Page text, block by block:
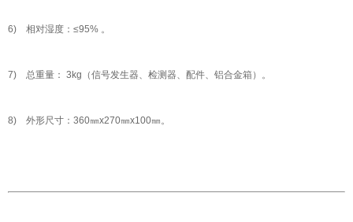
6) 相对湿度： ≤95% 。
7) 总重量： 3kg（信号发生器、检测器、配件、铝合金箱）。
8) 外形尺寸： 360㎜x270㎜x100㎜。